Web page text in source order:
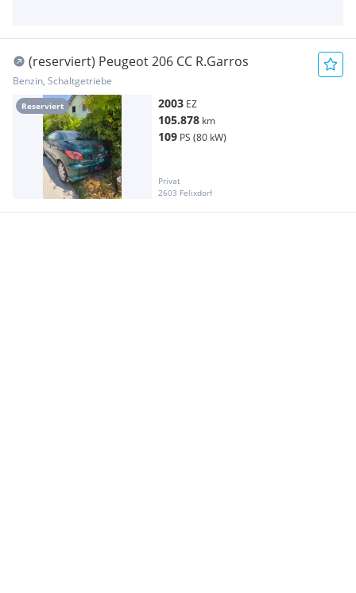
Reserviert
(reserviert) Peugeot 206 CC R.Garros
Benzin, Schaltgetriebe
2003 EZ
105.878 km
109 PS (80 kW)
Privat
2603 Felixdorf